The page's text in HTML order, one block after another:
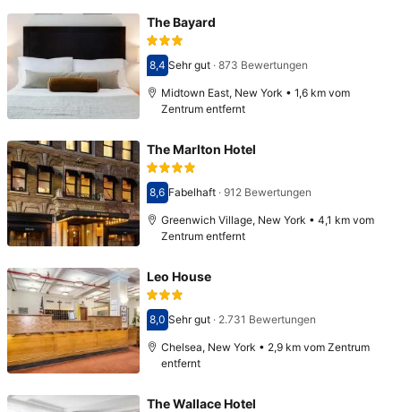
The Bayard
Bewertet mit 8,4
8,4 Sehr gut· 873 Bewertungen
Midtown East, New York • 1,6 km vom
Zentrum entfernt
The Marlton Hotel
Bewertet mit 8,6
8,6 Fabelhaft· 912 Bewertungen
Greenwich Village, New York • 4,1 km vom
Zentrum entfernt
Leo House
Bewertet mit 8,0
8,0 Sehr gut· 2.731 Bewertungen
Chelsea, New York • 2,9 km vom Zentrum
entfernt
The Wallace Hotel